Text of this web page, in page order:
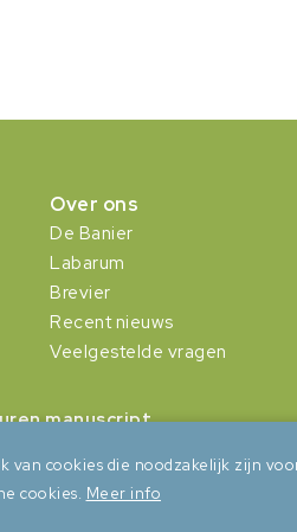
Over ons
De Banier
Labarum
Brevier
Recent nieuws
Veelgestelde vragen
manuscript
van cookies die noodzakelijk zijn
cookies. Meer info